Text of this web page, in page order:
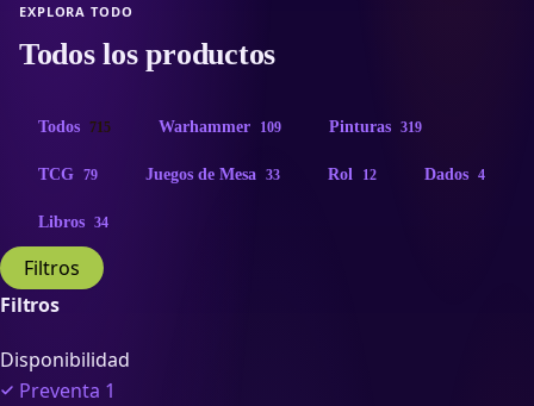
EXPLORA TODO
Todos los productos
Todos 715 Warhammer 109 Pinturas 319
TCG 79 Juegos de Mesa 33 Rol 12 Dados 4
Libros 34
Filtros
Filtros
Disponibilidad
Preventa 1